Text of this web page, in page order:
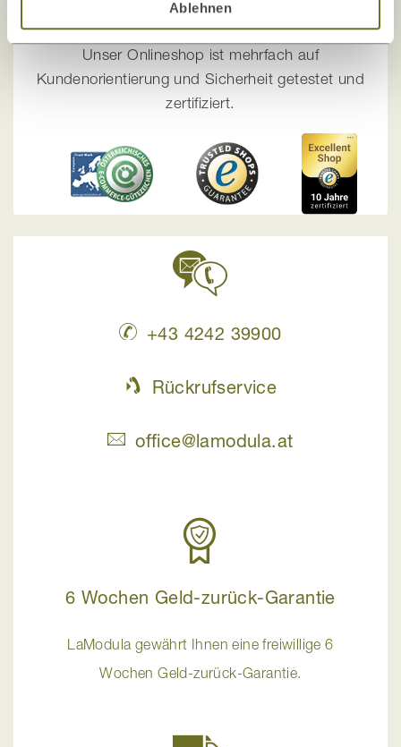
Ablehnen
Die Zufriedenheit unserer Kunden, Sicherheit
und Transparenzsind uns wichtig!
Unser Onlineshop ist mehrfach auf
Kundenorientierung und Sicherheit getestet und
zertifiziert.
+43 4242 39900
Rückrufservice
office@lamodula.at
6 Wochen Geld-zurück-Garantie
LaModula gewährt Ihnen eine freiwillige 6
Wochen Geld-zurück-Garantie.